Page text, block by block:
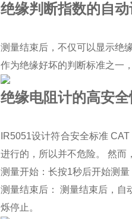
绝缘判断指数的自
测量结束后，不仅可以显示绝
作为绝缘好坏的判断标准之一
绝缘电阻计的高安
IR5051设计符合安全标准
进行的，所以并不危险。 然而
测量开始：长按1秒后开始测
测量结束后： 测量结束后，自
烁停止。